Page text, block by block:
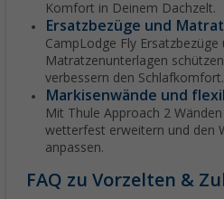
Komfort in Deinem Dachzelt.
Ersatzbezüge und
CampLodge Fly
Matratzenunterlagen
verbessern den Schlafkomfort.
Markisenwände und
Mit Thule Approach 2
wetterfest erweitern und den
anpassen.
FAQ zu Vorzelten &